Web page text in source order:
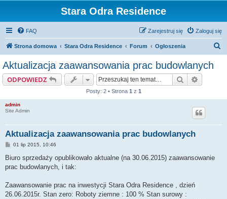
Stara Odra Residence
FAQ Zaloguj się
Zarejestruj się
Strona domowa Stara Odra Residence Forum Ogłoszenia
Aktualizacja zaawansowania prac budowlanych
ODPOWIEDZ Szukaj
Posty: 2 • Strona 1 z 1
admin
Site Admin
Aktualizacja zaawansowania prac budowlanych
P
s
01 lip 2015, 10:46
Biuro sprzedaży opublikowało aktualne (na 30.06.2015) zaawansowanie
prac budowlanych, i tak:
Zaawansowanie prac na inwestycji Stara Odra Residence , dzień
26.06.2015r. Stan zero: Roboty ziemne : 100 % Stan surowy :